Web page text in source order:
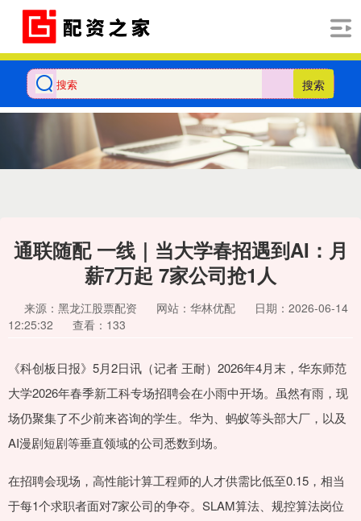
搜索
通联随配 一线｜当大学春招遇到AI：月
薪7万起 7家公司抢1人
来源：黑龙江股票配资 网站：华林优配
日期：2026-06-14
12:25:32
查看：133
《科创板日报》5月2日讯（记者 王耐）2026年4月末，华东师范
大学2026年春季新工科专场招聘会在小雨中开场。虽然有雨，现
场仍聚集了不少前来咨询的学生。华为、蚂蚁等头部大厂，以及
AI漫剧短剧等垂直领域的公司悉数到场。
在招聘会现场，高性能计算工程师的人才供需比低至0.15，相当
于每1个求职者面对7家公司的争夺。SLAM算法、规控算法岗位